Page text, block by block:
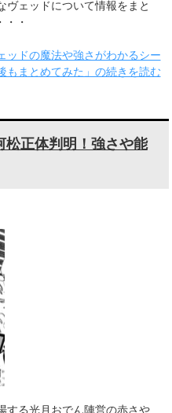
ヴェッドについて情報をまと
・
ッドの魔法や強さがわかるシー
もまとめてみた」の続きを読む
松正体判明！強さや能
する光月おでん陣営の赤さや